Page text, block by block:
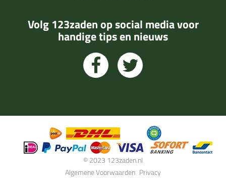
Volg 123zaden op social media voor
handige tips en nieuws
© 2023 123zaden.nl
Algemene Voorwaarden Privacy